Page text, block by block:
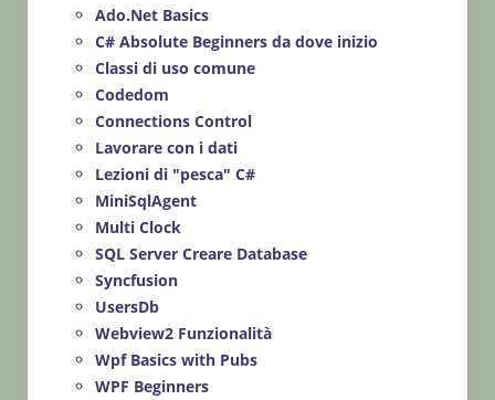
Ado.Net Basics
C# Absolute Beginners da dove inizio
Classi di uso comune
Codedom
Connections Control
Lavorare con i dati
Lezioni di "pesca" C#
MiniSqlAgent
Multi Clock
SQL Server Creare Database
Syncfusion
UsersDb
Webview2 Funzionalità
Wpf Basics with Pubs
WPF Beginners